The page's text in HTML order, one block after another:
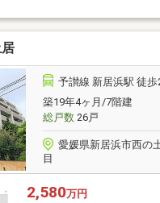
予讃線 新居浜駅 徒歩
築19年4ヶ月/7階建
総戸数26戸
愛媛県新居浜市西の
目
2,580万円